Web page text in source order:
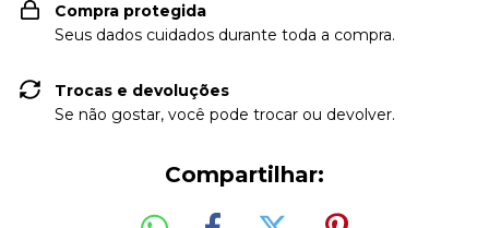
Compra protegida
Seus dados cuidados durante toda a compra.
Trocas e devoluções
Se não gostar, você pode trocar ou devolver.
Compartilhar: